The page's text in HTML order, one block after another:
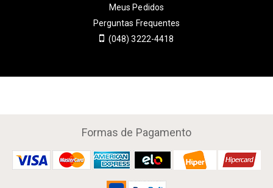
Meus Pedidos
Perguntas Frequentes
(048) 3222-4418
Formas de Pagamento